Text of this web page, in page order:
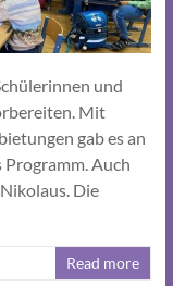
und
Mit
gab es an
Programm. Auch
Die
Read more